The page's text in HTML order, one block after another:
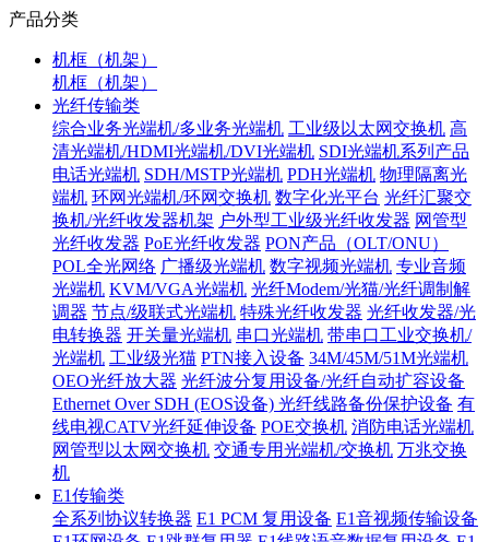
产品分类
机框（机架）
机框（机架）
光纤传输类
综合业务光端机/多业务光端机 工业级以太网交换机 高
清光端机/HDMI光端机/DVI光端机 SDI光端机系列产品
电话光端机 SDH/MSTP光端机 PDH光端机 物理隔离光
端机 环网光端机/环网交换机 数字化光平台 光纤汇聚交
换机/光纤收发器机架 户外型工业级光纤收发器 网管型
光纤收发器 PoE光纤收发器 PON产品（OLT/ONU）
POL全光网络 广播级光端机 数字视频光端机 专业音频
光端机 KVM/VGA光端机 光纤Modem/光猫/光纤调制解
调器 节点/级联式光端机 特殊光纤收发器 光纤收发器/光
电转换器 开关量光端机 串口光端机 带串口工业交换机/
光端机 工业级光猫 PTN接入设备 34M/45M/51M光端机
OEO光纤放大器 光纤波分复用设备/光纤自动扩容设备
Ethernet Over SDH (EOS设备) 光纤线路备份保护设备 有
线电视CATV光纤延伸设备 POE交换机 消防电话光端机
网管型以太网交换机 交通专用光端机/交换机 万兆交换
机
E1传输类
全系列协议转换器 E1 PCM 复用设备 E1音视频传输设备